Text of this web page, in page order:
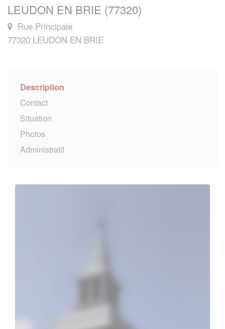
LEUDON EN BRIE (77320)
Rue Principale
77320 LEUDON EN BRIE
Description
Contact
Situation
Photos
Administratif